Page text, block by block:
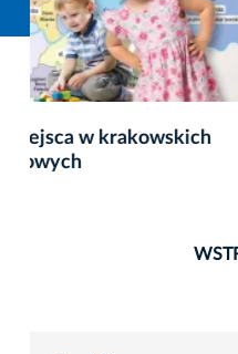
TAURON Arena
Sztuki – 52 Tubes